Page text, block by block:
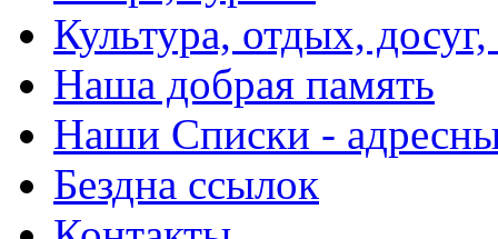
Культура, отдых,
Наша добрая память
Наши Списки -
Бездна ссылок